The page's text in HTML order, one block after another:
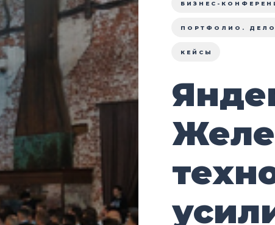
БИЗНЕС-
ПОРТФОЛИО.
КЕЙСЫ